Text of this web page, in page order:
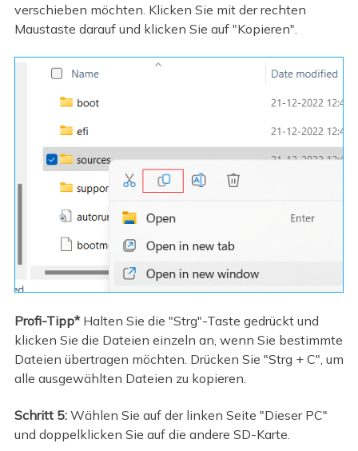
verschieben möchten. Klicken Sie mit der rechten
Maustaste darauf und klicken Sie auf "Kopieren".
Profi-Tipp*Halten Sie die "Strg"-Taste gedrückt und
klicken Sie die Dateien einzeln an, wenn Sie bestimmte
Dateien übertragen möchten. Drücken Sie "Strg + C", um
alle ausgewählten Dateien zu kopieren.
Schritt 5:Wählen Sie auf der linken Seite "Dieser PC"
und doppelklicken Sie auf die andere SD-Karte.